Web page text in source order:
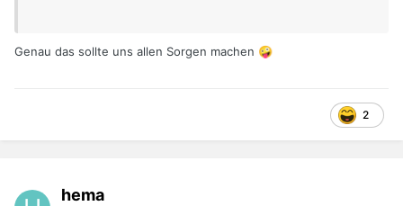
Genau das sollte uns allen Sorgen machen 🤪
2
hema